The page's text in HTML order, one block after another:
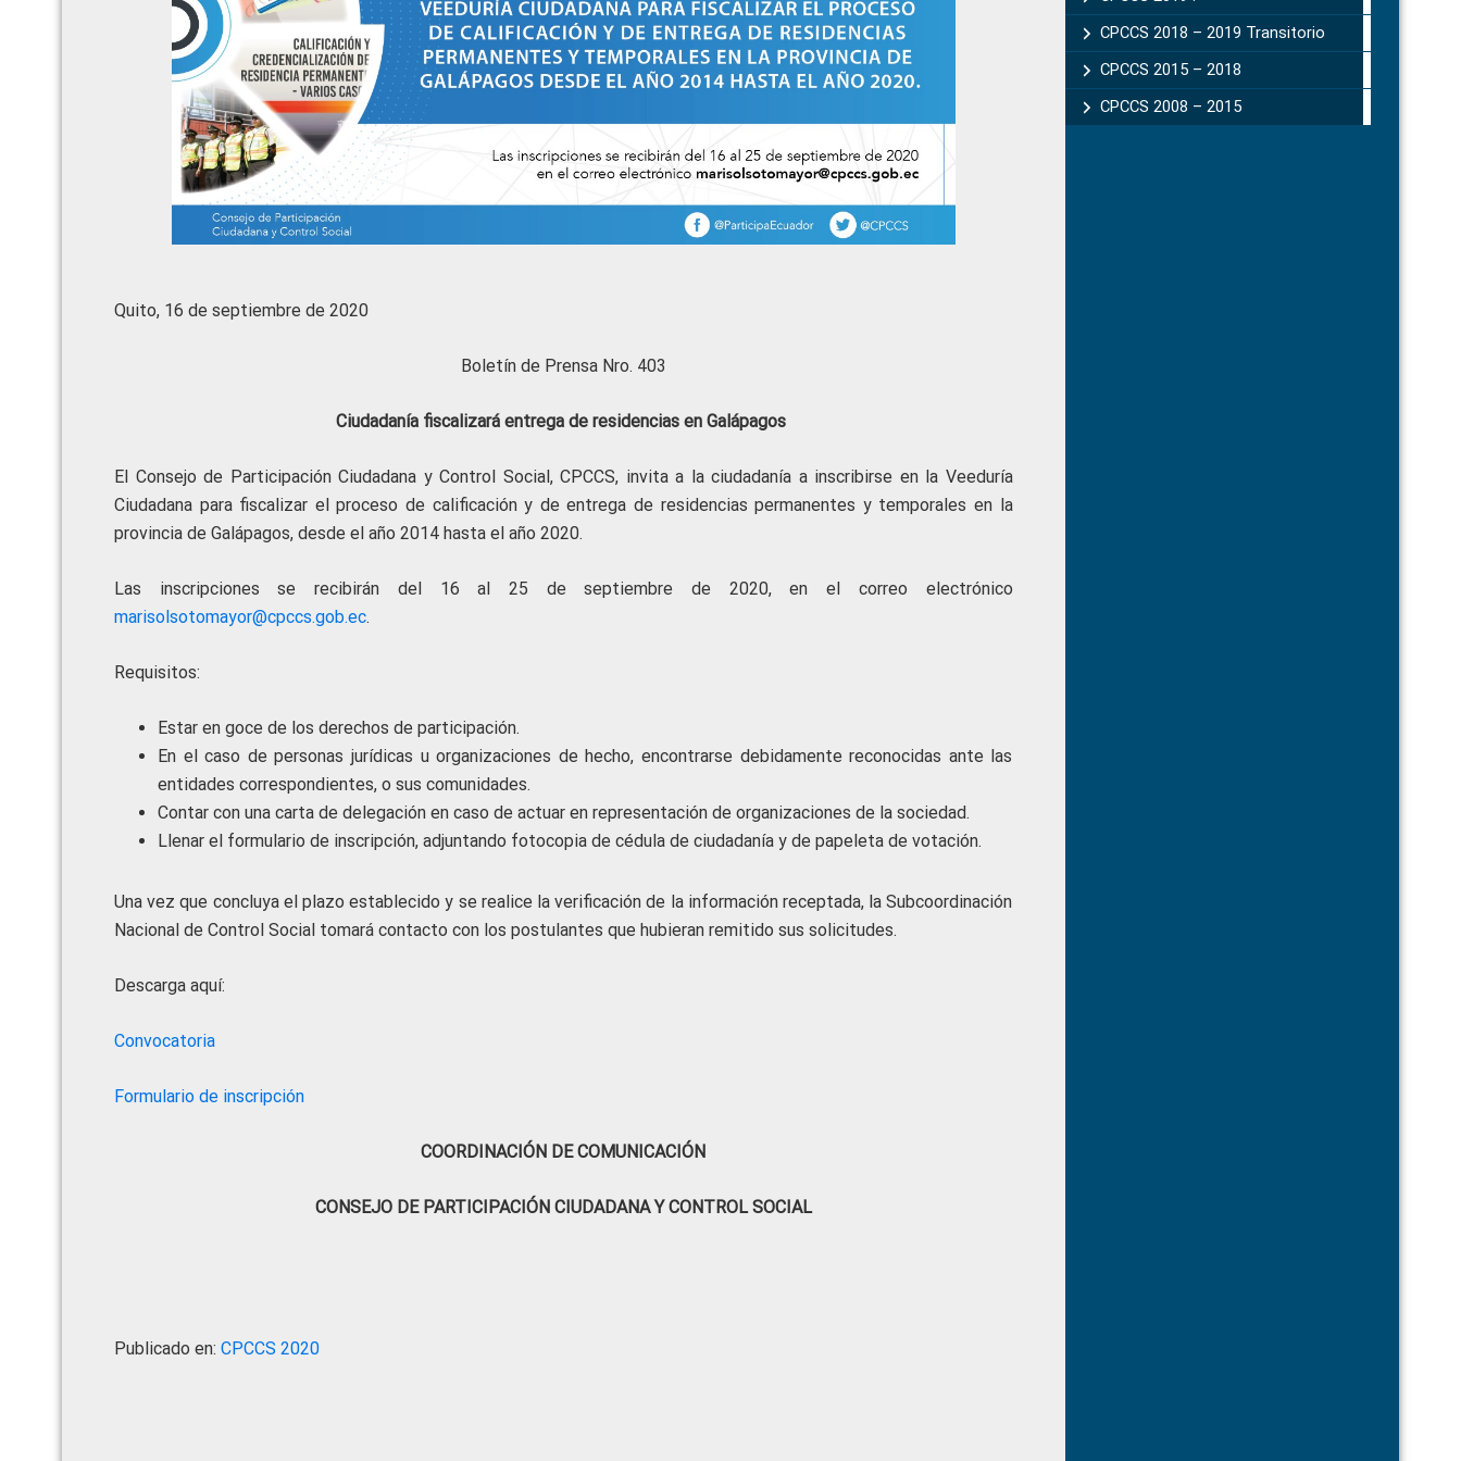
Quito, 16 de septiembre de 2020
Boletín de Prensa Nro. 403
Ciudadanía fiscalizará entrega de residencias en Galápagos
El Consejo de Participación Ciudadana y Control Social, CPCCS, invita a la ciudadanía a inscribirse en la Veeduría
Ciudadana para fiscalizar el proceso de calificación y de entrega de residencias permanentes y temporales en la
provincia de Galápagos, desde el año 2014 hasta el año 2020.
Las inscripciones se recibirán del 16 al 25 de septiembre de 2020, en el correo electrónico
marisolsotomayor@cpccs.gob.ec.
Requisitos:
Estar en goce de los derechos de participación.
En el caso de personas jurídicas u organizaciones de hecho, encontrarse debidamente reconocidas ante las
entidades correspondientes, o sus comunidades.
Contar con una carta de delegación en caso de actuar en representación de organizaciones de la sociedad.
Llenar el formulario de inscripción, adjuntando fotocopia de cédula de ciudadanía y de papeleta de votación.
Una vez que concluya el plazo establecido y se realice la verificación de la información receptada, la Subcoordinación
Nacional de Control Social tomará contacto con los postulantes que hubieran remitido sus solicitudes.
Descarga aquí:
Convocatoria
Formulario de inscripción
COORDINACIÓN DE COMUNICACIÓN
CONSEJO DE PARTICIPACIÓN CIUDADANA Y CONTROL SOCIAL
Publicado en: CPCCS 2020
CPCCS 2018 – 2019 Transitorio
CPCCS 2015 – 2018
CPCCS 2008 – 2015